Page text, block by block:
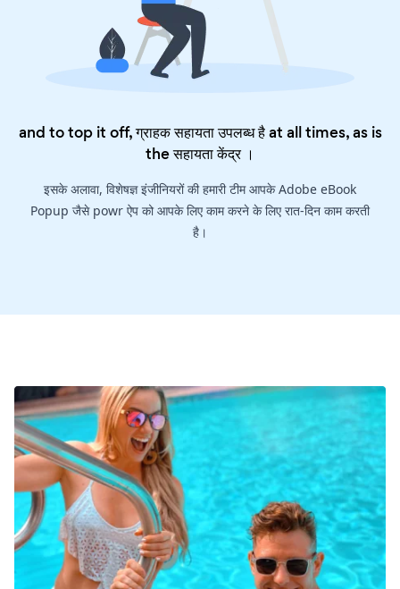
and to top it off, ग्राहक सहायता उपलब्ध है at all times, as is
theसहायता केंद्र।
इसके अलावा, विशेषज्ञ इंजीनियरों की हमारी टीम आपके Adobe eBook
Popup जैसे powr ऐप को आपके लिए काम करने के लिए रात-दिन काम करती
है।